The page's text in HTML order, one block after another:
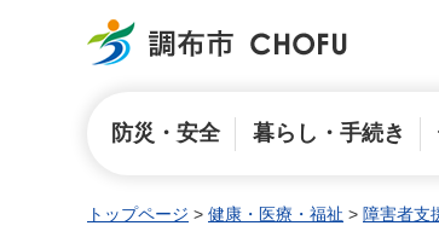
調布市
防災・安全 暮らし・手続き
トップページ > 健康・医療・福祉 > 障害者支